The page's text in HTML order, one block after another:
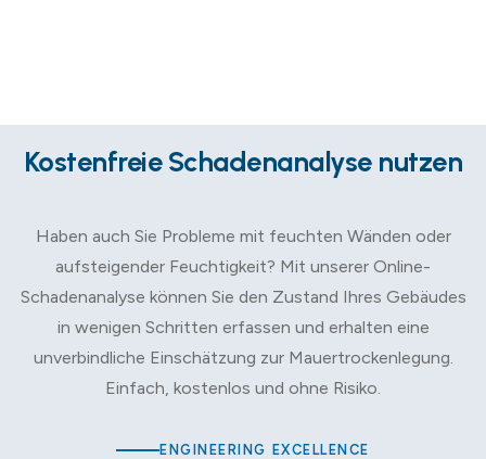
Kostenfreie Schadenanalyse nutzen
Haben auch Sie Probleme mit feuchten Wänden oder
aufsteigender Feuchtigkeit? Mit unserer Online-
Schadenanalyse können Sie den Zustand Ihres Gebäudes
in wenigen Schritten erfassen und erhalten eine
unverbindliche Einschätzung zur Mauertrockenlegung.
Einfach, kostenlos und ohne Risiko.
ENGINEERING EXCELLENCE